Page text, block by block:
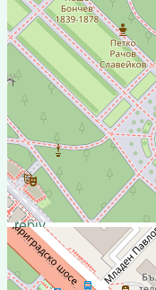
reply
Мнение
Submitted byЖивко,
11/06/2017 - 12:51
Борисовата
конюшна,паркинг,мол
reply
Add new